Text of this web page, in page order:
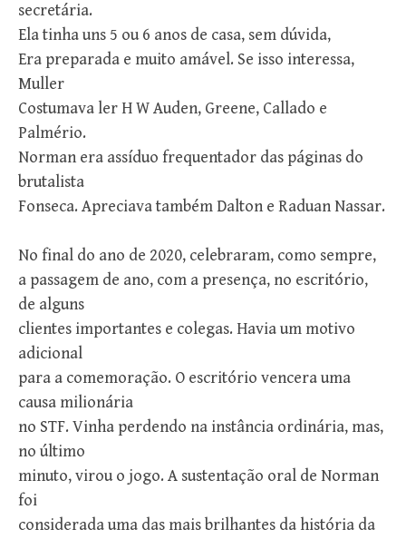
secretária.
Ela tinha uns 5 ou 6 anos de casa, sem dúvida,
Era preparada e muito amável. Se isso interessa,
Muller
Costumava ler H W Auden, Greene, Callado e
Palmério.
Norman era assíduo frequentador das páginas do
brutalista
Fonseca. Apreciava também Dalton e Raduan Nassar.
No final do ano de 2020, celebraram, como sempre,
a passagem de ano, com a presença, no escritório,
de alguns
clientes importantes e colegas. Havia um motivo
adicional
para a comemoração. O escritório vencera uma
causa milionária
no STF. Vinha perdendo na instância ordinária, mas,
no último
minuto, virou o jogo. A sustentação oral de Norman
foi
considerada uma das mais brilhantes da história da